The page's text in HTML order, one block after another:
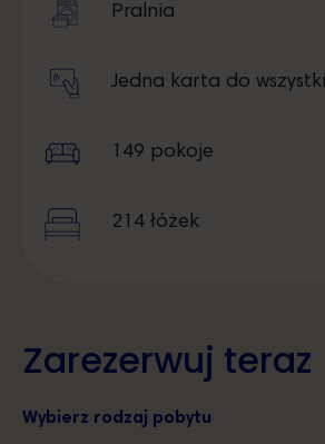
Pralnia
Jedna karta do
149 pokoje
214 łóżek
Zarezerwuj teraz
Wybierz rodzaj pobytu